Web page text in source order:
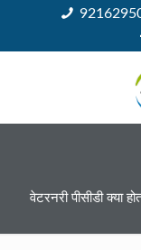
वेटरनरी पीसीडी क्या